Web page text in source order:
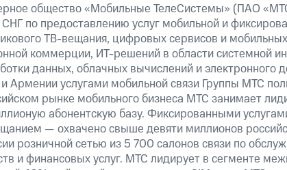
общество «Мобильные ТелеСистемы» (ПАО
по предоставлению услуг мобильной и
ТВ-вещания, цифровых сервисов и
коммерции, ИТ-решенийв области системной
данных, облачных вычислений и электронного
Армении услугами мобильной связи Группы МТС
рынке мобильного бизнеса МТС занимает
абонентскую базу. Фиксированными
— охвачено свыше девяти миллионов
розничной сетью из 5 700 салонов связи по
и финансовых услуг. МТС лидирует в сегменте